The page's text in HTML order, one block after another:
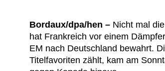
Bordaux/dpa/hen – Nicht mal
hat Frankreich vor einem
EM nach Deutschland bewahrt.
Titelfavoriten zählt, kam am